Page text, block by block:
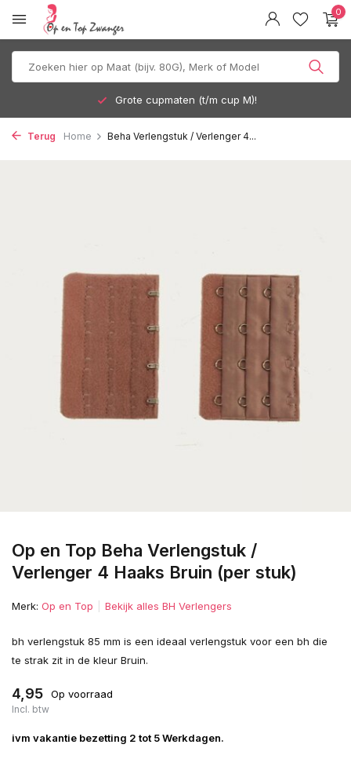
0
Grote cupmaten (t/m cup M)!
Terug Home Beha Verlengstuk / Verlenger 4...
Op en Top Beha Verlengstuk /
Verlenger 4 Haaks Bruin (per stuk)
Merk: Op en Top Bekijk alles BH Verlengers
bh verlengstuk 85 mm is een ideaal verlengstuk voor een bh die
te strak zit in de kleur Bruin.
4,95 Op voorraad
Incl. btw
ivm vakantie bezetting 2 tot 5 Werkdagen.